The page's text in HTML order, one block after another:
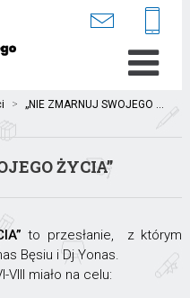
> „NIE ZMARNUJ SWOJEGO ...
ŻYCIA”
to przesłanie, z którym
Bęsiu i Dj Yonas.
miało na celu: